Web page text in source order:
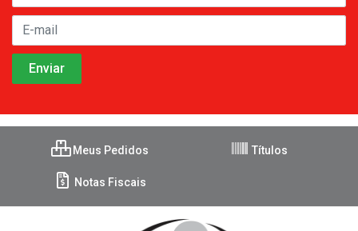
Meus Pedidos Títulos
Notas Fiscais